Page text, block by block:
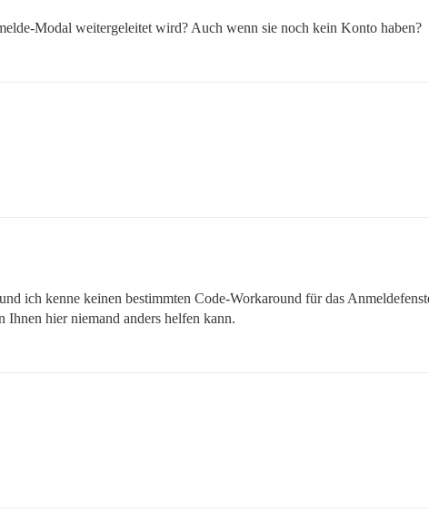
Modal weitergeleitet wird? Auch wenn sie noch kein Konto haben?
ich kenne keinen bestimmten Code-Workaround für das
hier niemand anders helfen kann.